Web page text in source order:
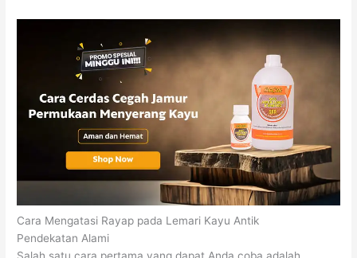
Cara Mengatasi Rayap pada Lemari Kayu Antik
Pendekatan Alami
Salah satu cara pertama yang dapat Anda coba adalah